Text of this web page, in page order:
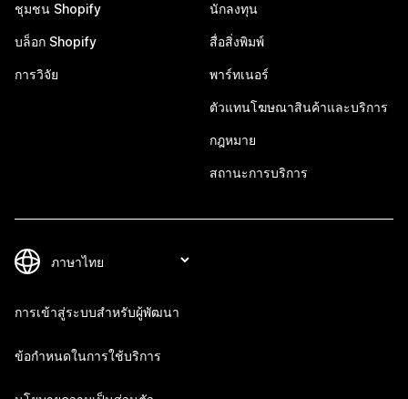
ชุมชน Shopify
บล็อก Shopify
การวิจัย
นักลงทุน
สื่อสิ่งพิมพ์
พาร์ทเนอร์
ตัวแทนโฆษณาสินค้าและบริการ
กฎหมาย
สถานะการบริการ
การเข้าสู่ระบบสำหรับผู้พัฒนา
ข้อกำหนดในการใช้บริการ